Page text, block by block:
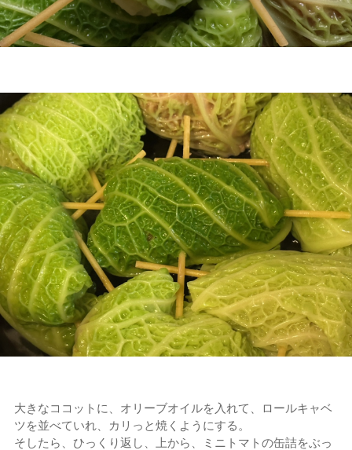
大きなココットに、オリーブオイルを入れて、ロールキャベ
ツを並べていれ、カリっと焼くようにする。
そしたら、ひっくり返し、上から、ミニトマトの缶詰をぶっ